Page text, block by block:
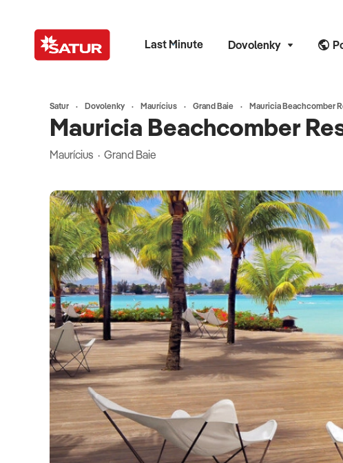
Last Minute Dovolenky
Satur Dovolenky Maurícius Grand Baie Mauricia Beachcomber
Mauricia Beachcomber
Maurícius · Grand Baie